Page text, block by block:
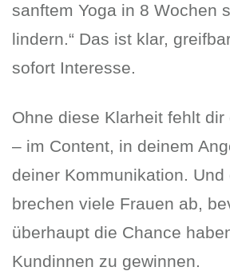
sanftem Yoga in 8 Wochen
lindern.“ Das ist klar,
sofort Interesse.
Ohne diese Klarheit fehlt dir
– im Content, in deinem
deiner Kommunikation.
brechen viele Frauen ab,
überhaupt die Chance
Kundinnen zu gewinnen.